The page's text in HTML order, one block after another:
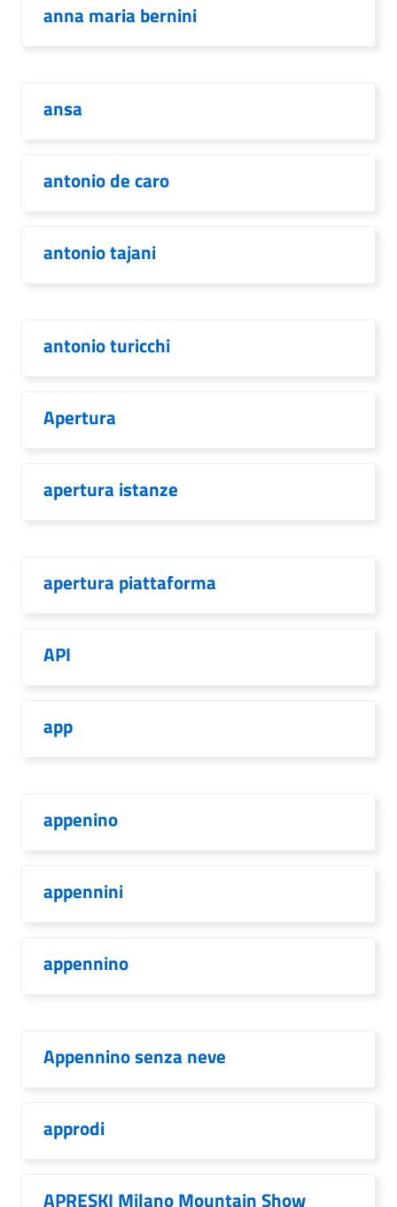
anna maria bernini
ansa
antonio de caro
antonio tajani
antonio turicchi
Apertura
apertura istanze
apertura piattaforma
API
app
appenino
appennini
appennino
Appennino senza neve
approdi
APRESKI Milano Mountain Show